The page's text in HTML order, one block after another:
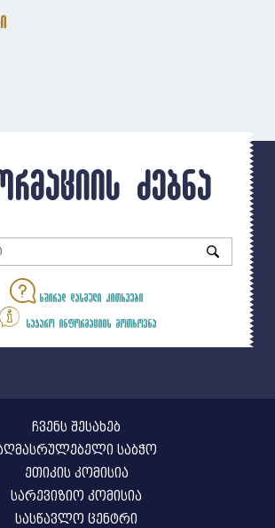
ძებნა
ხშირად დასმული კითხვები
საჯარო ინფორმაციის მოთხოვნა
ჩვენს შესახებ
საბჭო
ეთიკის კომისია
სარევიზიო კომისია
სასწავლო ცენტრი